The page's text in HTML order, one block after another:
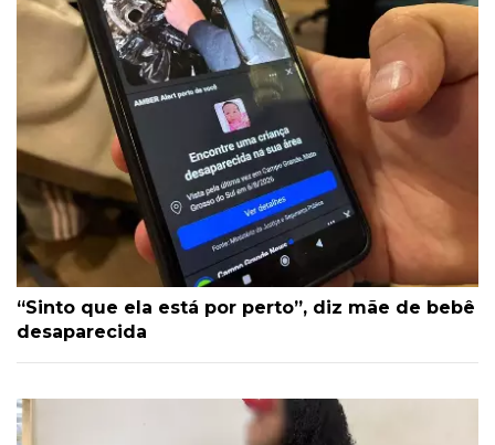
“Sinto que ela está por perto”, diz mãe de bebê
desaparecida